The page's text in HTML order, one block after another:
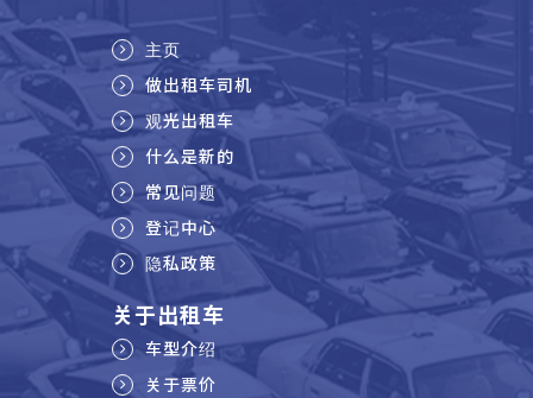
主页
做出租车司机
观光出租车
什么是新的
常见问题
登记中心
隐私政策
关于出租车
车型介绍
关于票价